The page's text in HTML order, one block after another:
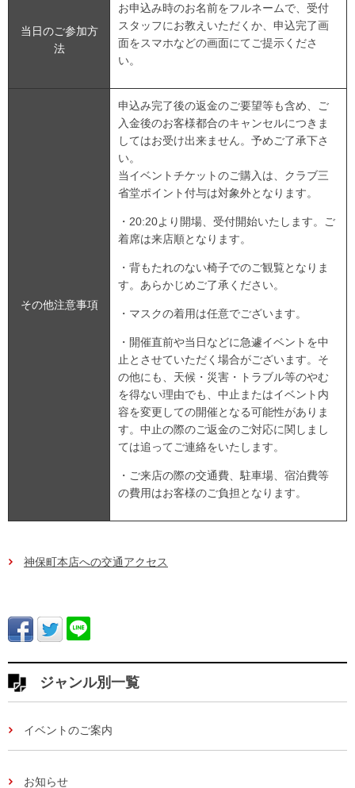
当日のご参加方
法
お申込み時のお名前をフルネームで、受付
スタッフにお教えいただくか、申込完了画
面をスマホなどの画面にてご提示くださ
い。
その他注意事項
申込み完了後の返金のご要望等も含め、ご
入金後のお客様都合のキャンセルにつきま
してはお受け出来ません。予めご了承下さ
い。
当イベントチケットのご購入は、クラブ三
省堂ポイント付与は対象外となります。
・20:20より開場、受付開始いたします。ご
着席は来店順となります。
・背もたれのない椅子でのご観覧となりま
す。あらかじめご了承ください。
・マスクの着用は任意でございます。
・開催直前や当日などに急遽イベントを中
止とさせていただく場合がございます。そ
の他にも、天候・災害・トラブル等のやむ
を得ない理由でも、中⽌またはイベント内
容を変更しての開催となる可能性がありま
す。中止の際のご返金のご対応に関しまし
ては追ってご連絡をいたします。
・ご来店の際の交通費、駐車場、宿泊費等
の費用はお客様のご負担となります。
神保町本店への交通アクセス
ジャンル別一覧
イベントのご案内
お知らせ